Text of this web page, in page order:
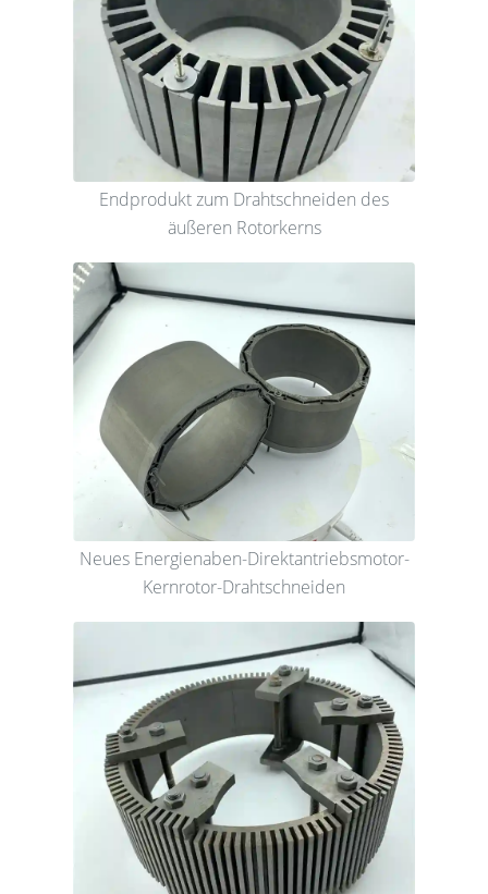
Endprodukt zum Drahtschneiden des
äußeren Rotorkerns
Neues Energienaben-Direktantriebsmotor-
Kernrotor-Drahtschneiden